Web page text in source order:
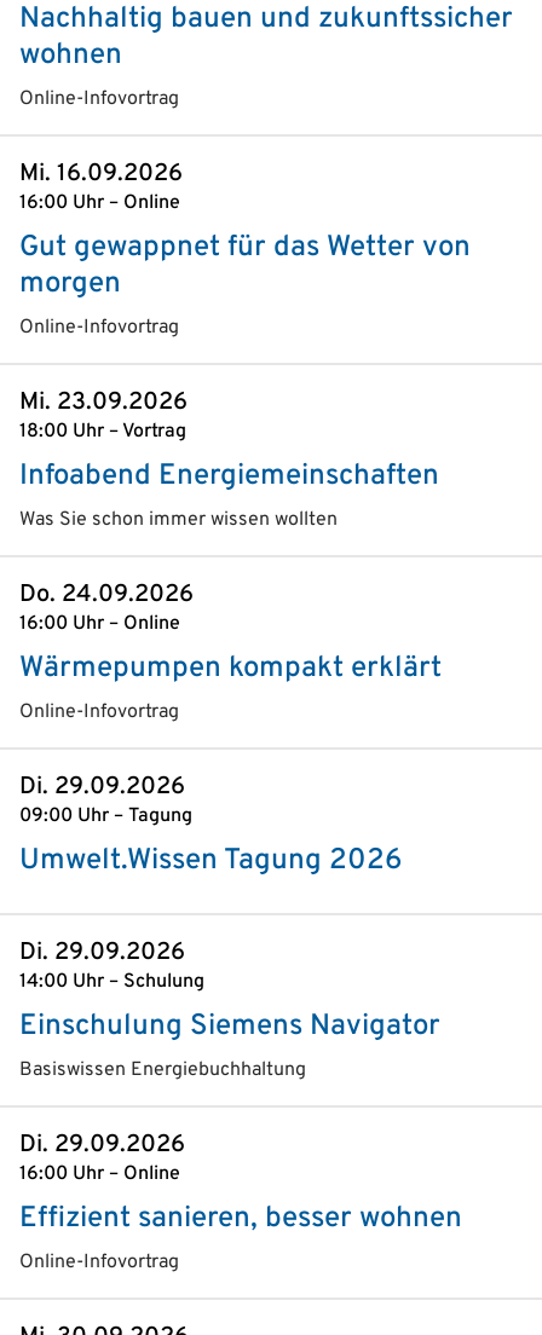
Nachhaltig bauen und zukunftssicher
wohnen
Online-Infovortrag
Mi. 16.09.2026
16:00 Uhr – Online
Gut gewappnet für das Wetter von
morgen
Online-Infovortrag
Mi. 23.09.2026
18:00 Uhr – Vortrag
Infoabend Energiemeinschaften
Was Sie schon immer wissen wollten
Do. 24.09.2026
16:00 Uhr – Online
Wärmepumpen kompakt erklärt
Online-Infovortrag
Di. 29.09.2026
09:00 Uhr – Tagung
Umwelt.Wissen Tagung 2026
Di. 29.09.2026
14:00 Uhr – Schulung
Einschulung Siemens Navigator
Basiswissen Energiebuchhaltung
Di. 29.09.2026
16:00 Uhr – Online
Effizient sanieren, besser wohnen
Online-Infovortrag